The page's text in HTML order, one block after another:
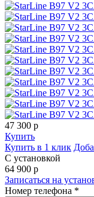
47 300 p
Купить
Купить в 1 клик
С установкой
64 900 p
Записаться на
Номер телефона *